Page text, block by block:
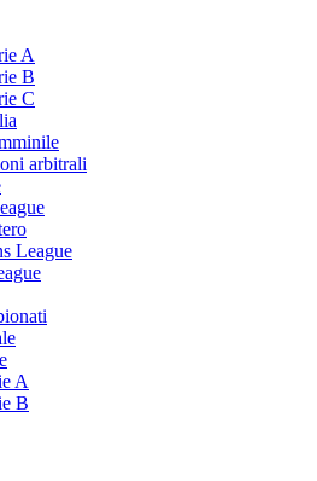
A
B
C
arbitrali
League
A
B